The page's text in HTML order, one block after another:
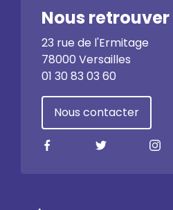
Nous retrouver
23 rue de l'Ermitage
78000 Versailles
01 30 83 03 60
Nous contacter